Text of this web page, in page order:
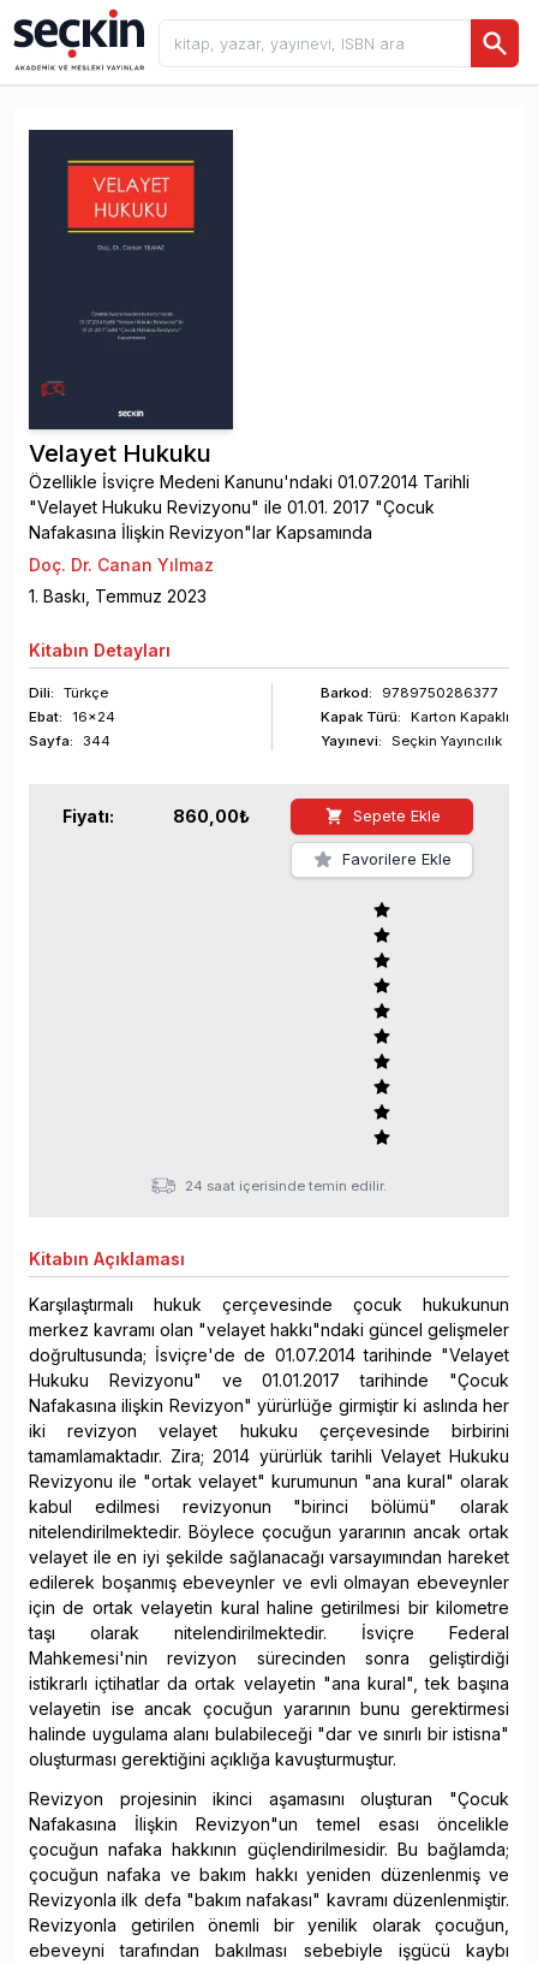
Velayet Hukuku
Özellikle İsviçre Medeni Kanunu'ndaki 01.07.2014 Tarihli
"Velayet Hukuku Revizyonu" ile 01.01. 2017 "Çocuk
Nafakasına İlişkin Revizyon"lar Kapsamında
Doç. Dr. Canan Yılmaz
1. Baskı, Temmuz 2023
Kitabın Detayları
Dili:
Türkçe
Ebat:
16x24
Sayfa: 344
Barkod:
9789750286377
Kapak Türü:
Karton Kapaklı
Yayınevi:
Seçkin Yayıncılık
Fiyatı: 860,00₺ Sepete Ekle
Favorilere Ekle
24 saat içerisinde temin edilir.
Kitabın Açıklaması
Karşılaştırmalı hukuk çerçevesinde çocuk hukukunun
merkez kavramı olan "velayet hakkı"ndaki güncel gelişmeler
doğrultusunda; İsviçre'de de 01.07.2014 tarihinde "Velayet
Hukuku Revizyonu" ve 01.01.2017 tarihinde "Çocuk
Nafakasına ilişkin Revizyon" yürürlüğe girmiştir ki aslında her
iki revizyon velayet hukuku çerçevesinde birbirini
tamamlamaktadır. Zira; 2014 yürürlük tarihli Velayet Hukuku
Revizyonu ile "ortak velayet" kurumunun "ana kural" olarak
kabul edilmesi revizyonun "birinci bölümü" olarak
nitelendirilmektedir. Böylece çocuğun yararının ancak ortak
velayet ile en iyi şekilde sağlanacağı varsayımından hareket
edilerek boşanmış ebeveynler ve evli olmayan ebeveynler
için de ortak velayetin kural haline getirilmesi bir kilometre
taşı olarak nitelendirilmektedir. İsviçre Federal
Mahkemesi'nin revizyon sürecinden sonra geliştirdiği
istikrarlı içtihatlar da ortak velayetin "ana kural", tek başına
velayetin ise ancak çocuğun yararının bunu gerektirmesi
halinde uygulama alanı bulabileceği "dar ve sınırlı bir istisna"
oluşturması gerektiğini açıklığa kavuşturmuştur.
Revizyon projesinin ikinci aşamasını oluşturan "Çocuk
Nafakasına İlişkin Revizyon"un temel esası öncelikle
çocuğun nafaka hakkının güçlendirilmesidir. Bu bağlamda;
çocuğun nafaka ve bakım hakkı yeniden düzenlenmiş ve
Revizyonla ilk defa "bakım nafakası" kavramı düzenlenmiştir.
Revizyonla getirilen önemli bir yenilik olarak çocuğun,
ebeveyni tarafından bakılması sebebiyle işgücü kaybı